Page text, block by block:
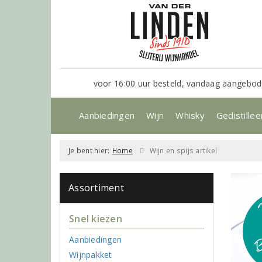
voor 16:00 uur besteld, vandaag
Aanbiedingen Wijn Whisky
Je bent hier: Home Wijn en spijs artikel
Assortiment
Snel kiezen
Aanbiedingen
Wijnpakket